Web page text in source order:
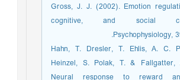
Gross, J. J. (2002). Emotion
cognitive, and social
Psychophysiology,
Hahn, T. Dresler, T. Ehlis, A. C.
Heinzel, S. Polak, T. &